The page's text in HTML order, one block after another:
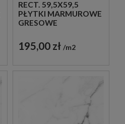
RECT. 59,5X59,5
PŁYTKI MARMUROWE
GRESOWE
195,00 zł m2